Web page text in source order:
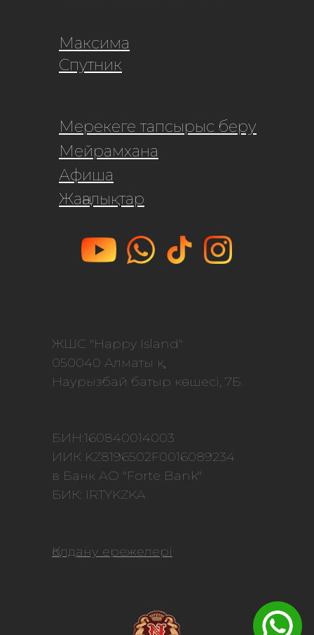
Жаңалықтар
Афиша
Мейрамхана
Мерекеге тапсырыс беру
Максима
Спутник
Қолдану ережелері
ЖШС "Happy Island"
050040 Алматы қ,
Наурызбай батыр көшесі, 7Б.
БИН:160840014003
ИИК KZ8196502F0016089234
в Банк АО "Forte Bank"
БИК: IRTYKZKA